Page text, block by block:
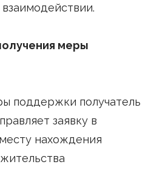
меры
поддержки получатель
заявку в
нахождения